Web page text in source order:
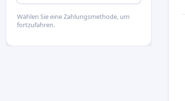
Wählen Sie eine Zahlungsmethode, um
fortzufahren.